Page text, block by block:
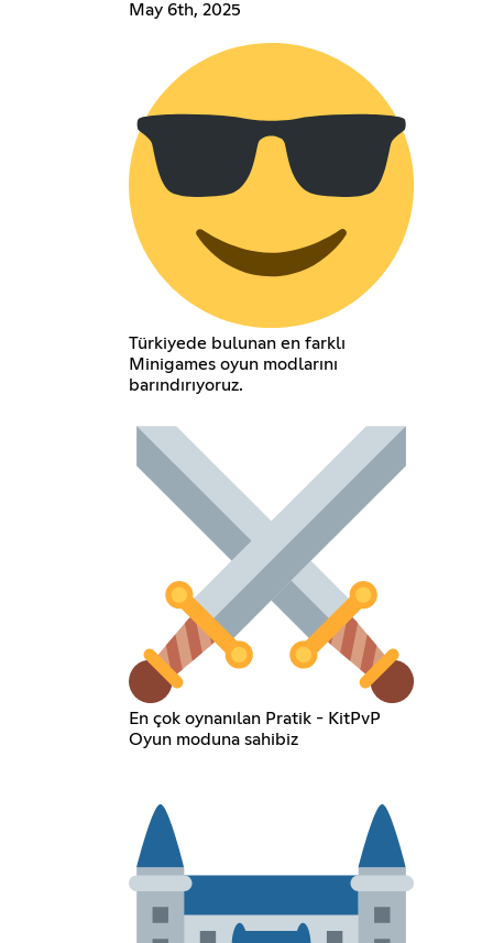
May 6th, 2025
Türkiyede bulunan en farklı
Minigames oyun modlarını
barındırıyoruz.
En çok oynanılan Pratik - KitPvP
Oyun moduna sahibiz